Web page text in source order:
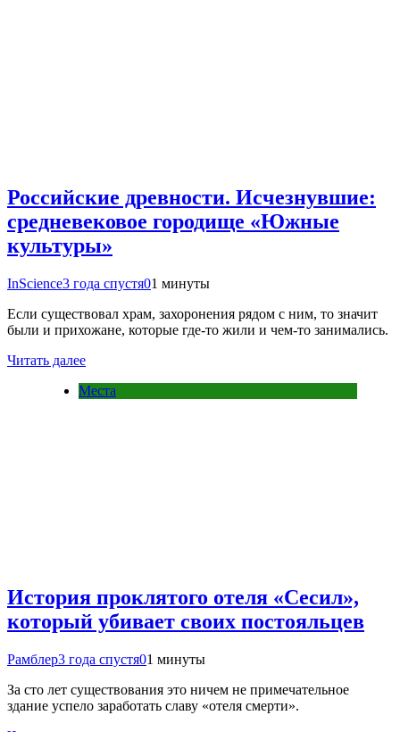
Российские древности. Исчезнувшие:
средневековое городище «Южные
культуры»
InScience3 года спустя01 минуты
Если существовал храм, захоронения рядом с ним, то значит
были и прихожане, которые где-то жили и чем-то занимались.
Читать далее
Места
История проклятого отеля «Сесил»,
который убивает своих постояльцев
Рамблер3 года спустя01 минуты
За сто лет существования это ничем не примечательное
здание успело заработать славу «отеля смерти».